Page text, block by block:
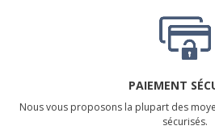
PAIEMENT
Nous vous proposons la plupart des
sécurisés.